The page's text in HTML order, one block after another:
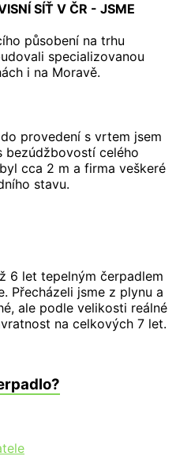
SÍŤ V ČR - JSME
působení na trhu
specializovanou
i na Moravě.
provedení s vrtem jsem
bezúdžbovostí celého
cca 2 m a firma veškeré
stavu.
6 let tepelným čerpadlem
Přecházeli jsme z plynu a
ale podle velikosti reálné
na celkových 7 let.